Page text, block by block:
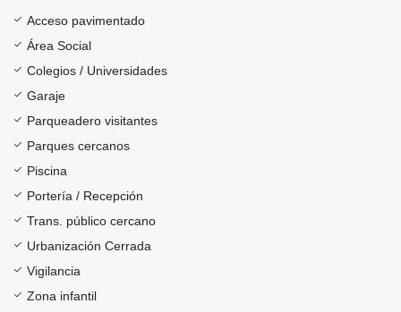
Acceso pavimentado
Área Social
Colegios / Universidades
Garaje
Parqueadero visitantes
Parques cercanos
Piscina
Portería / Recepción
Trans. público cercano
Urbanización Cerrada
Vigilancia
Zona infantil